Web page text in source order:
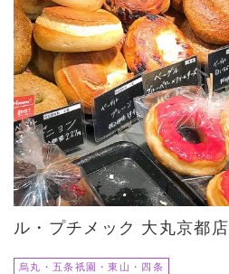
ル・プチメック 大丸京都店
烏丸・五条祇園・東山・四条